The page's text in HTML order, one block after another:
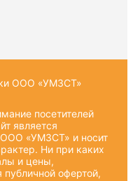
ООО «УМЗСТ»
посетителей
является
ООО «УМЗСТ» и носит
Ни при каких
и цены,
офертой,